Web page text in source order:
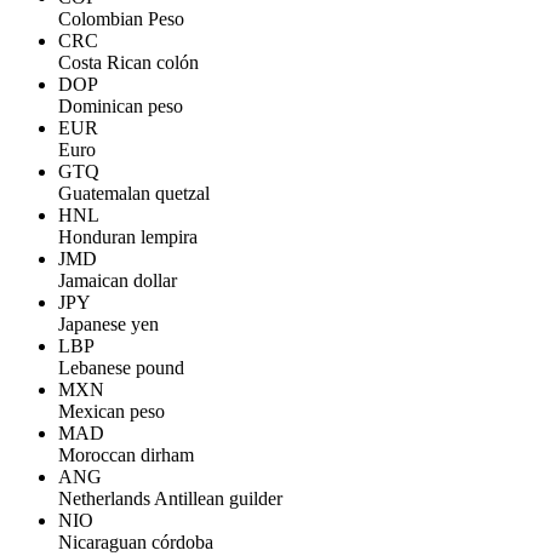
Colombian Peso
CRC
Costa Rican colón
DOP
Dominican peso
EUR
Euro
GTQ
Guatemalan quetzal
HNL
Honduran lempira
JMD
Jamaican dollar
JPY
Japanese yen
LBP
Lebanese pound
MXN
Mexican peso
MAD
Moroccan dirham
ANG
Netherlands Antillean guilder
NIO
Nicaraguan córdoba